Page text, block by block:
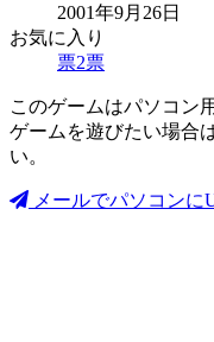
2001年9月26日
お気に入り
票2票
このゲームはパソコン
ゲームを遊びたい場合
い。
メールでパソコンに